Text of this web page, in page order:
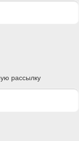
рассылку